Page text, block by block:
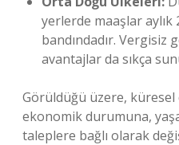
yerlerde maaşlar aylık
bandındadır. Vergisiz
avantajlar da sıkça
Görüldüğü üzere,
ekonomik durumuna,
taleplere bağlı olarak